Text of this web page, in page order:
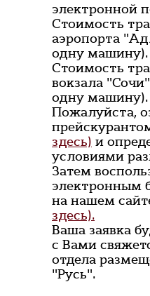
электронной
Стоимость
аэропорта
одну машину).
Стоимость
вокзала
одну машину).
Пожалуйста,
здесь) и
условиями
Затем
электронным
на нашем
здесь).
Ваша заявка
с Вами
отдела
"Русь".